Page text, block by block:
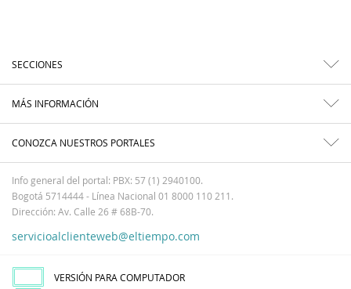
SECCIONES
MÁS INFORMACIÓN
CONOZCA NUESTROS PORTALES
Info general del portal: PBX: 57 (1) 2940100.
Bogotá 5714444 - Línea Nacional 01 8000 110 211.
Dirección: Av. Calle 26 # 68B-70.
servicioalclienteweb@eltiempo.com
VERSIÓN PARA COMPUTADOR